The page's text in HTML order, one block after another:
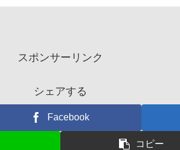
スポンサーリンク
シェアする
Facebook
コピー